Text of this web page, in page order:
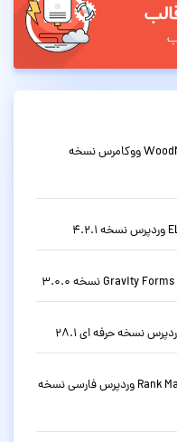
قالب فروشگاهی چندمنظوره وودمارت WoodMart ووکامرس نسخه
دانلود افزونه سئو حرفه ای رنک مث Rank Math Pro وردپرس فارسی نسخه